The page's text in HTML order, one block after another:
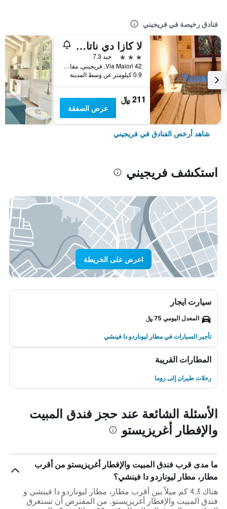
فنادق رخيصة في فريجيني
لا كازا دي ناتالي
3 نجوم
جيد 7.3
Via Maiori 42, فريجيني, مقاطعة روما, إيطاليا
0.9 كيلومتر عن وسط المدينة
211 ﷼
عرض الصفقة
شاهد أرخص الفنادق في فريجيني
استكشف فريجيني
اعرض على الخريطة
سيارت ايجار
المعدل اليومي 75 ﷼
تأجير السيارات في مطار ليوناردو دا فينشي
المطارات القريبة
رحلات طيران إلى روما
الأسئلة الشائعة عند حجز فندق المبيت
والإفطار أغريزيستو
ما مدى قرب فندق المبيت والإفطار أغريزيستو من أقرب
مطار، مطار ليوناردو دا فينشي؟
هناك 4.3 كم ميلاً بين أقرب مطار، مطار ليوناردو دا فينشي و
فندق المبيت والإفطار أغريزيستو. من المفترض أن تستغرق